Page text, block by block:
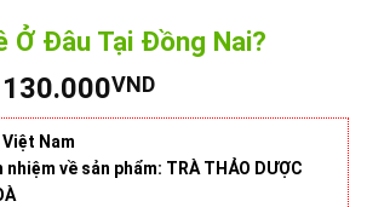
Ở Đâu Tại Đồng Nai?
Giá
gốc
là:
140.000VND.
130.000VNDGiá
hiện
là:
Nam
về sản phẩm: TRÀ THẢO DƯỢC